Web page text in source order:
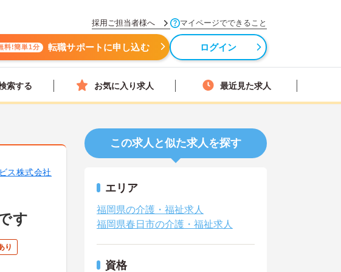
採用ご担当者様へ マイページでできること
料!簡単1分 転職サポートに申し込む ログイン
索する お気に入り求人 最近見た求人
ス株式会社
す
り
この求人と似た求人を探す
エリア
福岡県の介護・福祉求人
福岡県春日市の介護・福祉求人
資格